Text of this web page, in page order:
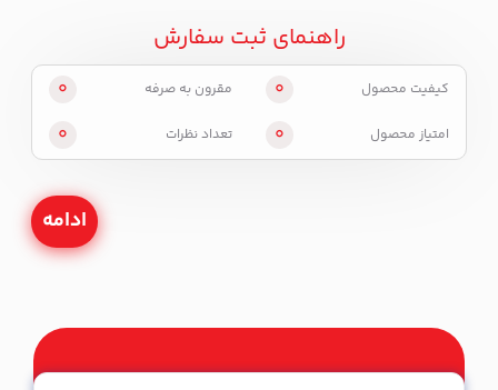
راهنمای ثبت سفارش
کیفیت محصول 0 مقرون به صرفه 0
امتیاز محصول 0 تعداد نظرات 0
ادامه